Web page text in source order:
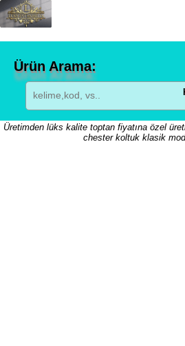
Ürün Arama:
Üretimden lüks kalite toptan fiyatına özel
chester koltuk klasik